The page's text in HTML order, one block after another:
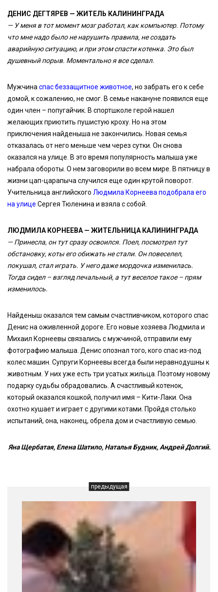
ДЕНИС ДЕГТЯРЕВ — ЖИТЕЛЬ КАЛИНИНГРАДА
— У меня в тот момент мозг работал, как компьютер. Потому
что мне надо было не нарушить правила, не создать
аварийную ситуацию, и при этом спасти котенка. Это был
душевный порыв. Моментально я все сделал.
Мужчина спас беззащитное животное, но забрать его к себе
домой, к сожалению, не смог. В семье накануне появился еще
один член – попугайчик. В спортшколе герой нашел
желающих приютить пушистую кроху. Но на этом
приключения найденыша не закончились. Новая семья
отказалась от него меньше чем через сутки. Он снова
оказался на улице. В это время популярность малыша уже
набрала обороты. О нем заговорили во всем мире. В пятницу в
жизни цап-царапыча случился еще один крутой поворот.
Учительница английского Людмила Корнеева подобрала его
на улице Сергея Тюленина и взяла с собой.
ЛЮДМИЛА КОРНЕЕВА — ЖИТЕЛЬНИЦА КАЛИНИНГРАДА
— Принесла, он тут сразу освоился. Поел, посмотрел тут
обстановку, коты его обижать не стали. Он повеселел,
покушал, стал играть. У него даже мордочка изменилась.
Тогда сидел – взгляд печальный, а тут веселое такое – прям
изменилось.
Найденыш оказался тем самым счастливчиком, которого спас
Денис на оживленной дороге. Его новые хозяева Людмила и
Михаил Корнеевы связались с мужчиной, отправили ему
фотографию малыша. Денис опознал того, кого спас из-под
колес машин. Супруги Корнеевы всегда были неравнодушны к
животным. У них уже есть три усатых жильца. Поэтому новому
подарку судьбы обрадовались. А счастливый котенок,
который оказался кошкой, получил имя – Кити-Лаки. Она
охотно кушает и играет с другими котами. Пройдя столько
испытаний, она, наконец, обрела дом и счастливую семью.
Яна Щербатая, Елена Шатило, Наталья Будник, Андрей Долгий.
предыдущая